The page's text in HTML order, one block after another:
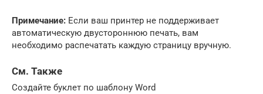
Примечание: Если ваш принтер не поддерживает
автоматическую двустороннюю печать, вам
необходимо распечатать каждую страницу вручную.
См. Также
Создайте буклет по шаблону Word